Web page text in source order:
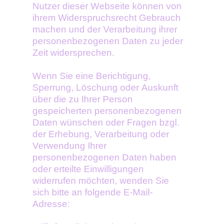
Nutzer dieser Webseite können von
ihrem Widerspruchsrecht Gebrauch
machen und der Verarbeitung ihrer
personenbezogenen Daten zu jeder
Zeit widersprechen.
Wenn Sie eine Berichtigung,
Sperrung, Löschung oder Auskunft
über die zu Ihrer Person
gespeicherten personenbezogenen
Daten wünschen oder Fragen bzgl.
der Erhebung, Verarbeitung oder
Verwendung Ihrer
personenbezogenen Daten haben
oder erteilte Einwilligungen
widerrufen möchten, wenden Sie
sich bitte an folgende E-Mail-
Adresse: